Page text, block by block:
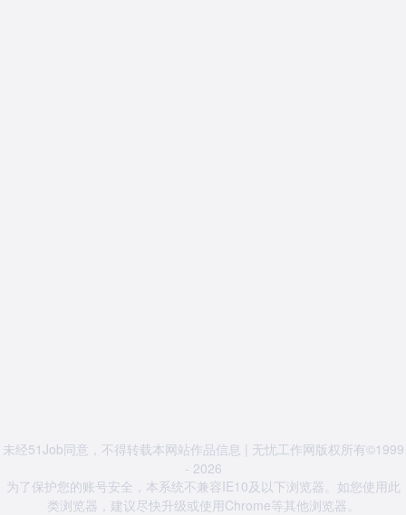
未经51Job同意，不得转载本网站作品信息 | 无忧工作网版权所有©1999
- 2026
为了保护您的账号安全，本系统不兼容IE10及以下浏览器。如您使用此
类浏览器，建议尽快升级或使用Chrome等其他浏览器。